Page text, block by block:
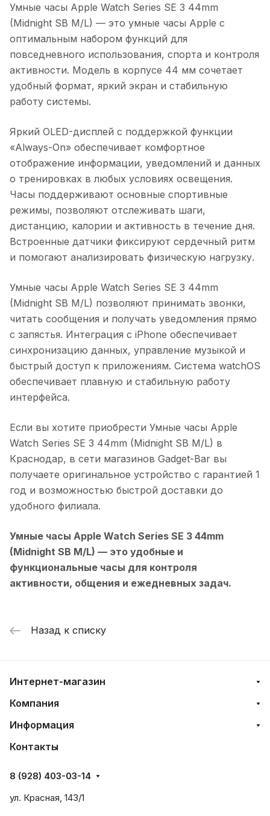
Умные часы Apple Watch Series SE 3 44mm
(Midnight SB M/L) — это умные часы Apple с
оптимальным набором функций для
повседневного использования, спорта и контроля
активности. Модель в корпусе 44 мм сочетает
удобный формат, яркий экран и стабильную
работу системы.
Яркий OLED-дисплей с поддержкой функции
«Always-On» обеспечивает комфортное
отображение информации, уведомлений и данных
о тренировках в любых условиях освещения.
Часы поддерживают основные спортивные
режимы, позволяют отслеживать шаги,
дистанцию, калории и активность в течение дня.
Встроенные датчики фиксируют сердечный ритм
и помогают анализировать физическую нагрузку.
Умные часы Apple Watch Series SE 3 44mm
(Midnight SB M/L) позволяют принимать звонки,
читать сообщения и получать уведомления прямо
с запястья. Интеграция с iPhone обеспечивает
синхронизацию данных, управление музыкой и
быстрый доступ к приложениям. Система watchOS
обеспечивает плавную и стабильную работу
интерфейса.
Если вы хотите приобрести Умные часы Apple
Watch Series SE 3 44mm (Midnight SB M/L) в
Краснодар, в сети магазинов Gadget-Bar вы
получаете оригинальное устройство с гарантией 1
год и возможностью быстрой доставки до
удобного филиала.
Умные часы Apple Watch Series SE 3 44mm
(Midnight SB M/L) — это удобные и
функциональные часы для контроля
активности, общения и ежедневных задач.
Назад к списку
Интернет-магазин
Компания
Информация
Контакты
8 (928) 403-03-14
ул. Красная, 143/1